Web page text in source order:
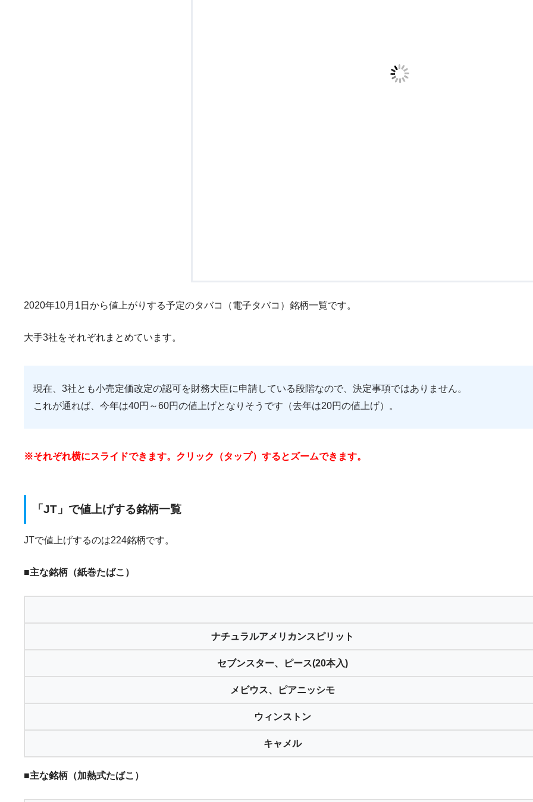
2020年10月1日から値上がりする予定のタバコ（電子タバコ）銘柄一覧です。
大手3社をそれぞれまとめています。
現在、3社とも小売定価改定の認可を財務大臣に申請している段階なので、決定事項ではありません。
これが通れば、今年は40円～60円の値上げとなりそうです（去年は20円の値上げ）。
※それぞれ横にスライドできます。クリック（タップ）するとズームできます。
「JT」で値上げする銘柄一覧
JTで値上げするのは224銘柄です。
■主な銘柄（紙巻たばこ）
ナチュラルアメリカンスピリット
セブンスター、ピース(20本入)
メビウス、ピアニッシモ
ウィンストン
キャメル
■主な銘柄（加熱式たばこ）